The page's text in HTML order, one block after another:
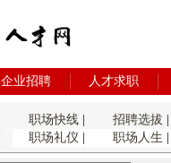
企业招聘 人才求职
职场快线| 招聘选拔
职场礼仪
职场人生